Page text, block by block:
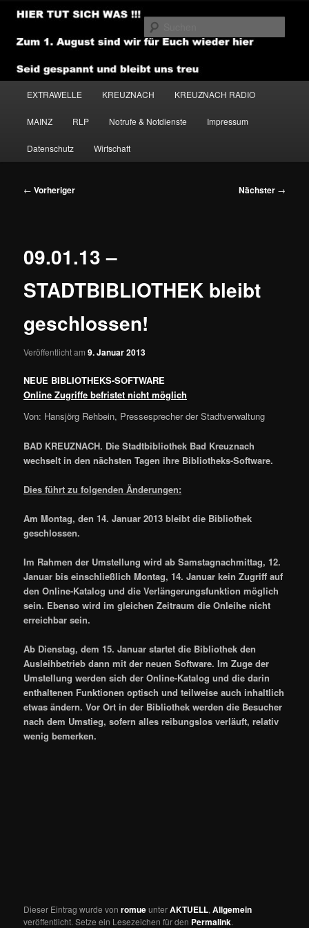
Zum
primären
Inhalt
NEWSHOUSE.MEDIA
EXTRAWELLE KREUZNACH KREUZNACH RADIO
MAINZ RLP Notrufe & Notdienste Impressum
Datenschutz Wirtschaft
Beitragsnavigation
← Vorheriger Nächster →
09.01.13 –
STADTBIBLIOTHEK bleibt
geschlossen!
Veröffentlicht am9. Januar 2013
NEUE BIBLIOTHEKS-SOFTWARE
Online Zugriffe befristet nicht möglich
Von: Hansjörg Rehbein, Pressesprecher der Stadtverwaltung
BAD KREUZNACH. Die Stadtbibliothek Bad Kreuznach
wechselt in den nächsten Tagen ihre Bibliotheks-Software.
Dies führt zu folgenden Änderungen:
Am Montag, den 14. Januar 2013 bleibt die Bibliothek
geschlossen.
Im Rahmen der Umstellung wird ab Samstagnachmittag, 12.
Januar bis einschließlich Montag, 14. Januar kein Zugriff auf
den Online-Katalog und die Verlängerungsfunktion möglich
sein. Ebenso wird im gleichen Zeitraum die Onleihe nicht
erreichbar sein.
Ab Dienstag, dem 15. Januar startet die Bibliothek den
Ausleihbetrieb dann mit der neuen Software. Im Zuge der
Umstellung werden sich der Online-Katalog und die darin
enthaltenen Funktionen optisch und teilweise auch inhaltlich
etwas ändern. Vor Ort in der Bibliothek werden die Besucher
nach dem Umstieg, sofern alles reibungslos verläuft, relativ
wenig bemerken.
Dieser Eintrag wurde vonromueunterAKTUELL,Allgemein
veröffentlicht. Setze ein Lesezeichen für den Permalink.